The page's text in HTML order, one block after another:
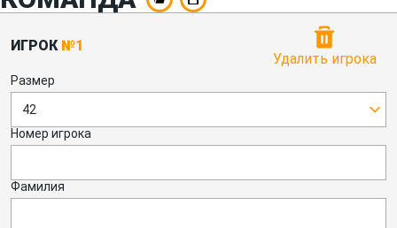
ИГРОК №1
Удалить игрока
Размер
42
Номер игрока
Фамилия